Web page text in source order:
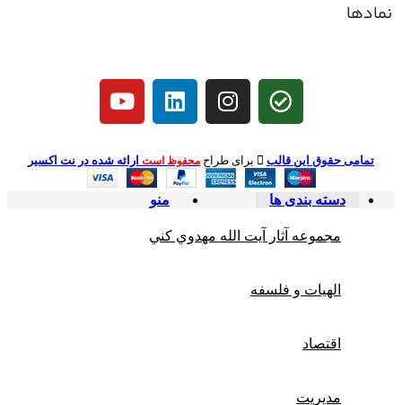
نمادها
تمامی حقوق این قالب برای طراح محفوظ است ارائه شده در نت اکسیر
منو دسته بندی ها
مجموعه آثار آيت الله مهدوي كني
الهیات و فلسفه
اقتصاد
مديريت